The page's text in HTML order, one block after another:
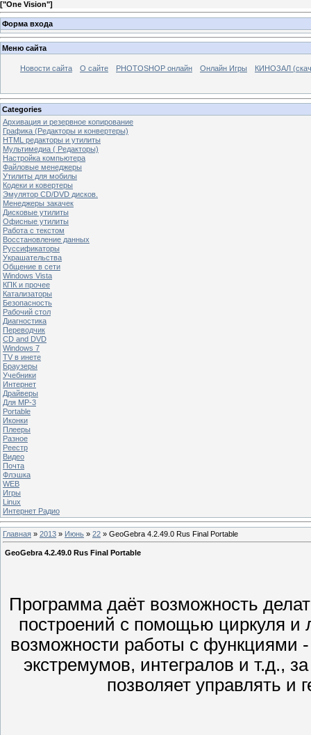
["One Vision"]
Форма входа
Меню сайта
Новости сайта О сайте PHOTOSHOP онлайн Онлайн Игры КИНОЗАЛ
Categories
Архивация и резервное копирование
Графика (Редакторы и конвертеры)
HTML редакторы и утилиты
Мультимедиа ( Редакторы)
Настройка компьютера
Файловые менеджеры
Утилиты для мобилы
Кодеки и ковертеры
Эмулятор CD/DVD дисков.
Менеджеры закачек
Дисковые утилиты
Офисные утилиты
Работа с текстом
Восстановление данных
Руссификаторы
Украшательства
Общение в сети
Windows Vista
КПК и прочее
Катализаторы
Безопасность
Рабочий стол
Диагностика
Переводчик
CD and DVD
Windows 7
TV в инете
Браузеры
Учебники
Интернет
Драйверы
Для MP-3
Portable
Иконки
Плееры
Разное
Реестр
Видео
Почта
Флэшка
WEB
Игры
Linux
Интернет Радио
Главная » 2013 » Июнь » 22 » GeoGebra 4.2.49.0 Rus Final Portable
GeoGebra 4.2.49.0 Rus Final Portable
Программа даёт возможность
построений с помощью циркуля и
возможности работы с функциями
экстремумов, интегралов и т.д.,
позволяет управлять и